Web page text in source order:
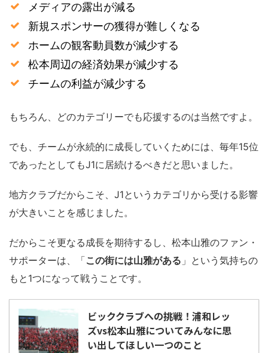
メディアの露出が減る
新規スポンサーの獲得が難しくなる
ホームの観客動員数が減少する
松本周辺の経済効果が減少する
チームの利益が減少する
もちろん、どのカテゴリーでも応援するのは当然ですよ。
でも、チームが永続的に成長していくためには、毎年15位
であったとしてもJ1に居続けるべきだと思いました。
地方クラブだからこそ、J1というカテゴリから受ける影響
が大きいことを感じました。
だからこそ更なる成長を期待するし、松本山雅のファン・
サポーターは、「この街には山雅がある 」という気持ちの
もと1つになって戦うことです。
ビッククラブへの挑戦！浦和レッ
ズvs松本山雅についてみんなに思
い出してほしい一つのこと